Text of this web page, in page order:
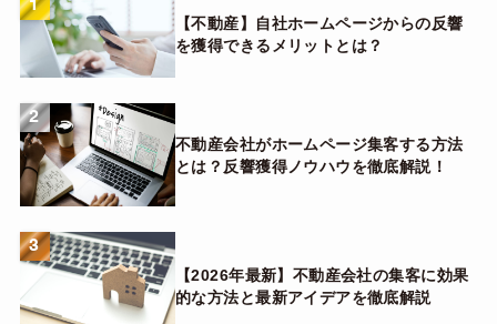
1
【不動産】自社ホームページからの反響
を獲得できるメリットとは？
2
不動産会社がホームページ集客する方法
とは？反響獲得ノウハウを徹底解説！
3
【2026年最新】不動産会社の集客に効果
的な方法と最新アイデアを徹底解説